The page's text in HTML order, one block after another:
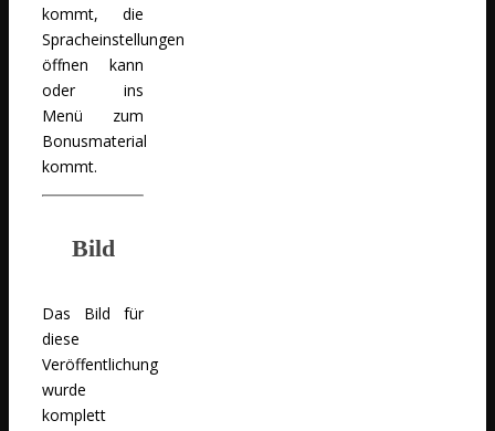
kommt, die
Spracheinstellungen
öffnen kann
oder ins
Menü zum
Bonusmaterial
kommt.
Bild
Das Bild für
diese
Veröffentlichung
wurde
komplett